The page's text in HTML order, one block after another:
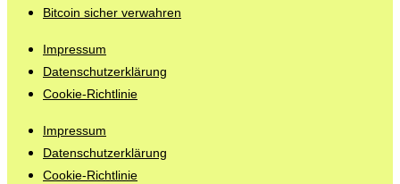
Bitcoin sicher verwahren
Impressum
Datenschutzerklärung
Cookie-Richtlinie
Impressum
Datenschutzerklärung
Cookie-Richtlinie